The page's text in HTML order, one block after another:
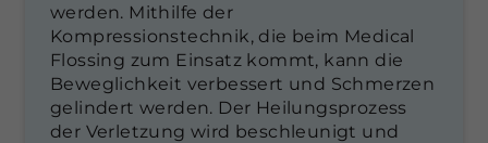
werden. Mithilfe der
Kompressionstechnik, die beim Medical
Flossing zum Einsatz kommt, kann die
Beweglichkeit verbessert und Schmerzen
gelindert werden. Der Heilungsprozess
der Verletzung wird beschleunigt und